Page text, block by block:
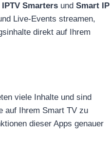
IPTV Smarters und Smart IP
Live-Events streamen,
direkt auf Ihrem
viele Inhalte und sind
auf Ihrem Smart TV zu
dieser Apps genauer